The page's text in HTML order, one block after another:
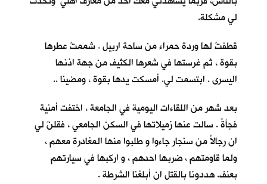
لي مشكلة.
قطفتُ لها وردة حمراء من ساحة اربيل . شممتُ عطرها
بقوة ، ثم غرستها في شعرها الكثيف من جهة اذنها
اليسرى . ابتسمت لي. أمسكت يدها بقوة ، ومضينا ..
بعد شهر من اللقاءات اليومية في الجامعة ، اختفت أمنية
فجأةً . سالت عنها زميلاتها في السكن الجامعي ، فقلنَ لي
ان رجالاً من سنجار جاءوا و طلبوا منها المغادرة معهم ،
ولما قاومتهم ، ضربها احدهم ، و اركبها في سيارتهم
بعنف. هددونا بالقتل ان أبلغنا الشرطة .